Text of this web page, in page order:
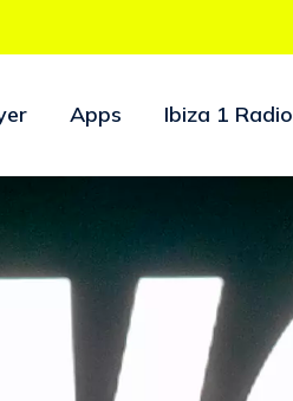
d’ouverture
Apps Ibiza 1 Radio